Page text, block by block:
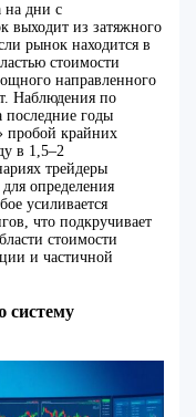
на дни с
выходит из затяжного
рынок находится в
стоимости
направленного
Наблюдения по
годы
пробой крайних
в 1,5–2
трейдеры
определения
усиливается
что подкручивает
стоимости
и частичной
систему